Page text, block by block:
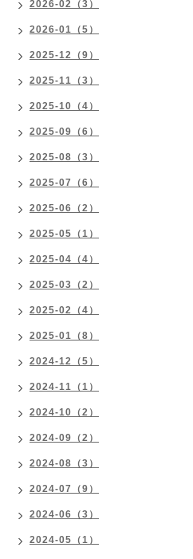
2026-02（3）
2026-01（5）
2025-12（9）
2025-11（3）
2025-10（4）
2025-09（6）
2025-08（3）
2025-07（6）
2025-06（2）
2025-05（1）
2025-04（4）
2025-03（2）
2025-02（4）
2025-01（8）
2024-12（5）
2024-11（1）
2024-10（2）
2024-09（2）
2024-08（3）
2024-07（9）
2024-06（3）
2024-05（1）